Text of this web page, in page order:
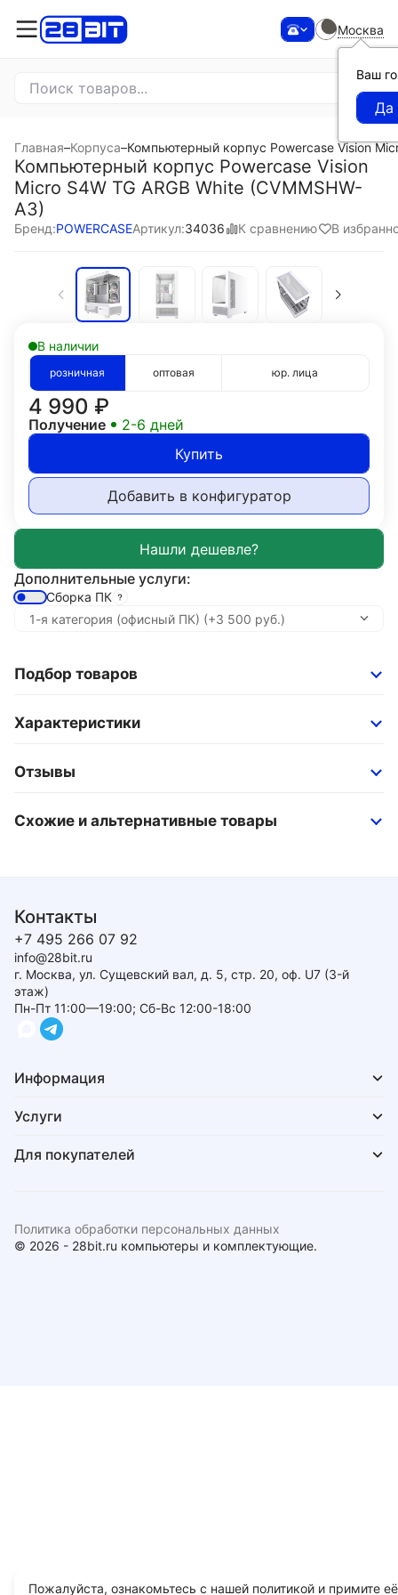
Москва
Ваш
Главная–Корпуса–Компьютерный корпус Powercase Vision
Компьютерный корпус Powercase Vision
Micro S4W TG ARGB White (CVMMSHW-
A3)
Бренд:POWERCASEАртикул:34036 К сравнению В
В наличии
розничная оптовая юр. лица
4 990 ₽
Получение
2-6 дней
Купить
Добавить в конфигуратор
Дополнительные услуги:
Сборка ПК
Подбор товаров
Характеристики
Отзывы
Схожие и альтернативные товары
Контакты
+7 495 266 07 92
info@28bit.ru
г. Москва, ул. Сущевский вал, д. 5, стр. 20, оф. U7 (3-й
этаж)
Пн-Пт 11:00—19:00; Сб-Вс 12:00-18:00
Информация
Услуги
Для покупателей
© 2026 - 28bit.ru компьютеры и комплектующие.
Политика обработки персональных данных
Пожалуйста, ознакомьтесь с нашей политикой и примите